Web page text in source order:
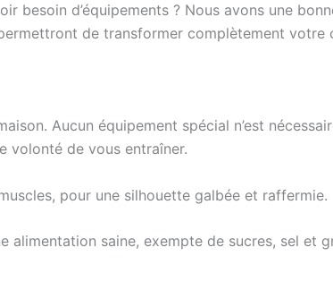
besoin d’équipements ? Nous avons une
de transformer complètement votre
Aucun équipement spécial n’est
volonté de vous entraîner.
pour une silhouette galbée et raffermie.
saine, exempte de sucres, sel et